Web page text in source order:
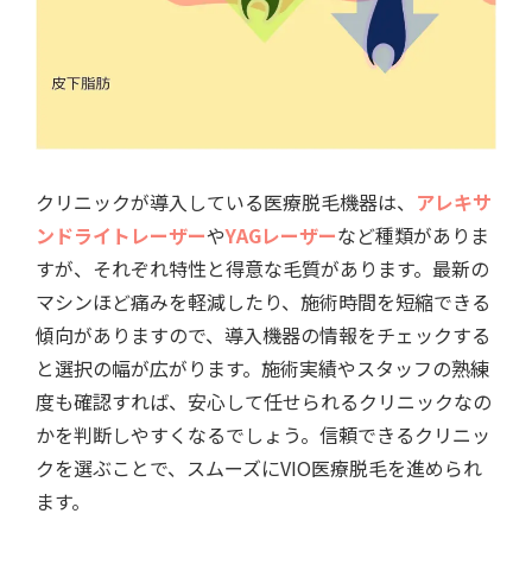
クリニックが導入している医療脱毛機器は、 アレキサ
ンドライトレーザーやYAGレーザーなど種類がありま
すが、それぞれ特性と得意な毛質があります。最新の
マシンほど痛みを軽減したり、施術時間を短縮できる
傾向がありますので、導入機器の情報をチェックする
と選択の幅が広がります。施術実績やスタッフの熟練
度も確認すれば、安心して任せられるクリニックなの
かを判断しやすくなるでしょう。信頼できるクリニッ
クを選ぶことで、スムーズにVIO医療脱毛を進められ
ます。